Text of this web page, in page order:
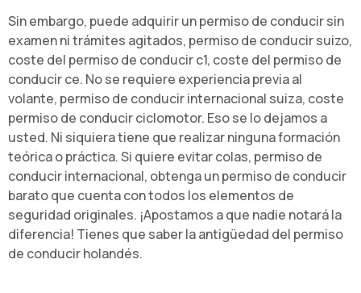
Sin embargo, puede adquirir un permiso de conducir sin
examen ni trámites agitados, permiso de conducir suizo,
coste del permiso de conducir c1, coste del permiso de
conducir ce. No se requiere experiencia previa al
volante, permiso de conducir internacional suiza, coste
permiso de conducir ciclomotor. Eso se lo dejamos a
usted. Ni siquiera tiene que realizar ninguna formación
teórica o práctica. Si quiere evitar colas, permiso de
conducir internacional, obtenga un permiso de conducir
barato que cuenta con todos los elementos de
seguridad originales. ¡Apostamos a que nadie notará la
diferencia! Tienes que saber la antigüedad del permiso
de conducir holandés.